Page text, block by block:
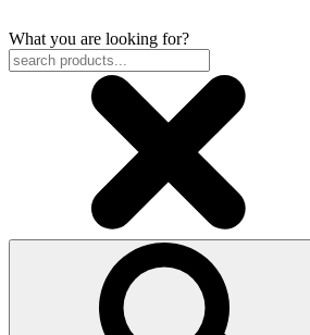
What you are looking for?